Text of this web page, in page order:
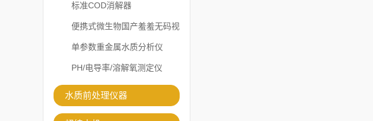
标准COD消解器
便携式微生物国产羞羞无码视
频在线观看免费
单参数重金属水质分析仪
PH/电导率/溶解氧测定仪
水质前处理仪器